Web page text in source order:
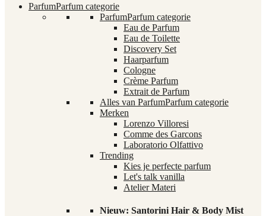
ParfumParfum categorie
ParfumParfum categorie
Eau de Parfum
Eau de Toilette
Discovery Set
Haarparfum
Cologne
Crème Parfum
Extrait de Parfum
Alles van ParfumParfum categorie
Merken
Lorenzo Villoresi
Comme des Garcons
Laboratorio Olfattivo
Trending
Kies je perfecte parfum
Let's talk vanilla
Atelier Materi
Nieuw: Santorini Hair & Body Mist